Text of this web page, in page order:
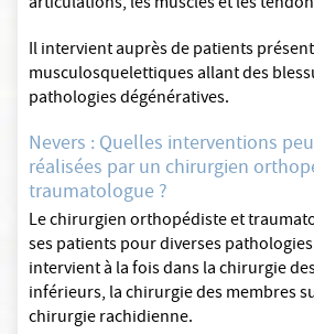
Il intervient auprès de patients
musculosquelettiques allant des
pathologies dégénératives.
Nevers : Quelles interventions
réalisées par un chirurgien
traumatologue ?
Le chirurgien orthopédiste et
ses patients pour diverses
intervient à la fois dans la chirurgie
inférieurs, la chirurgie des membres
chirurgie rachidienne.